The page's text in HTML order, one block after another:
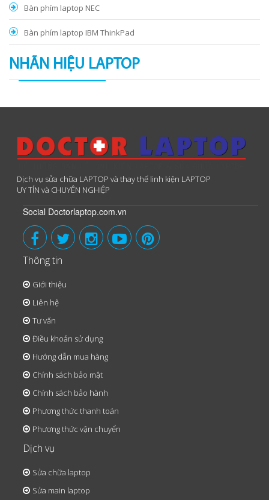
Bàn phím laptop NEC
Bàn phím laptop IBM ThinkPad
NHÃN HIỆU LAPTOP
Dịch vụ sửa chữa LAPTOP và thay thế linh kiện LAPTOP
UY TÍN và CHUYÊN NGHIỆP
Social Doctorlaptop.com.vn
Thông tin
Giới thiệu
Liên hệ
Tư vấn
Điều khoản sử dụng
Hướng dẫn mua hàng
Chính sách bảo mật
Chính sách bảo hành
Phương thức thanh toán
Phương thức vận chuyển
Dịch vụ
Sửa chữa laptop
Sửa main laptop